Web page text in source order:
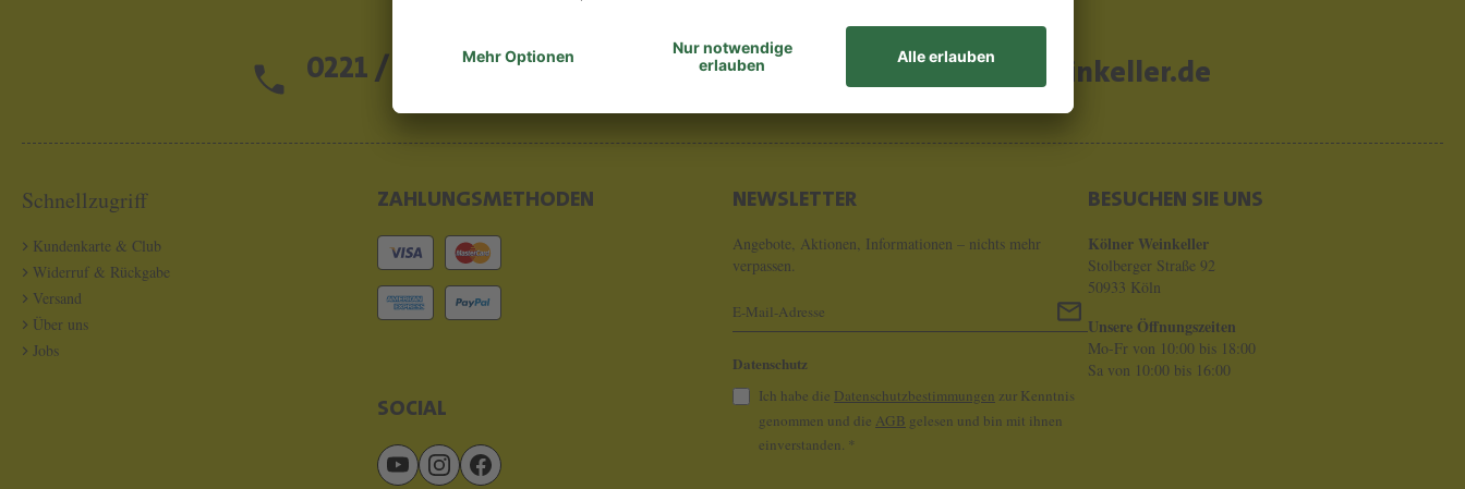
0221 / 13 97 28 - 0 info@koelner-weinkeller.de
Schnellzugriff
Kundenkarte & Club
Widerruf & Rückgabe
Versand
Über uns
Jobs
ZAHLUNGSMETHODEN
SOCIAL
NEWSLETTER
Angebote, Aktionen, Informationen – nichts mehr
verpassen.
Datenschutz
Ich habe die Datenschutzbestimmungen zur Kenntnis
genommen und die AGB gelesen und bin mit ihnen
einverstanden. *
BESUCHEN SIE UNS
Kölner Weinkeller
Stolberger Straße 92
50933 Köln
Unsere Öffnungszeiten
Mo-Fr von 10:00 bis 18:00
Sa von 10:00 bis 16:00